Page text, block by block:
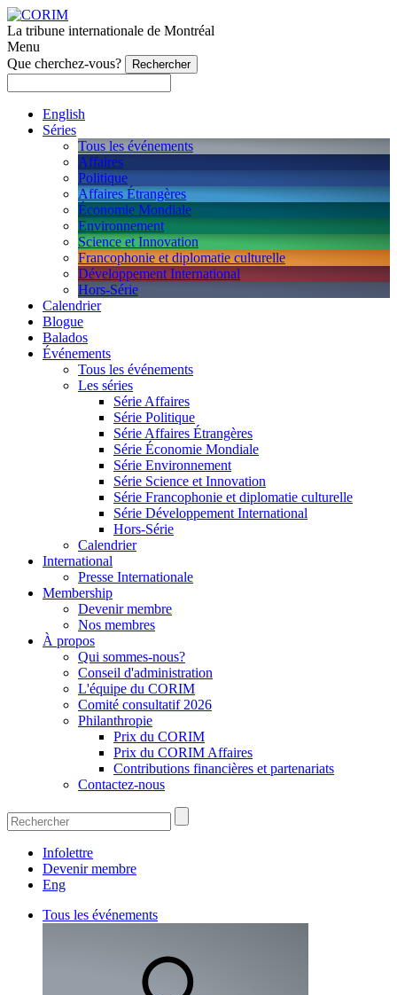
La tribune internationale de Montréal
Menu
Que cherchez-vous?
English
Séries
Tous les événements
Affaires
Politique
Affaires Étrangères
Économie Mondiale
Environnement
Science et Innovation
Francophonie et diplomatie culturelle
Développement International
Hors-Série
Calendrier
Blogue
Balados
Événements
Tous les événements
Les séries
Série Affaires
Série Politique
Série Affaires Étrangères
Série Économie Mondiale
Série Environnement
Série Science et Innovation
Série Francophonie et diplomatie culturelle
Série Développement International
Hors-Série
Calendrier
International
Presse Internationale
Membership
Devenir membre
Nos membres
À propos
Qui sommes-nous?
Conseil d'administration
L'équipe du CORIM
Comité consultatif 2026
Philanthropie
Prix du CORIM
Prix du CORIM Affaires
Contributions financières et partenariats
Contactez-nous
Infolettre
Devenir membre
Eng
Tous les événements